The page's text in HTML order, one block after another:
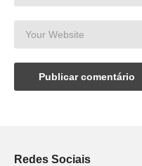
Redes Sociais